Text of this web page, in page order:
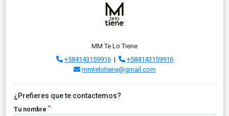
MM Te Lo Tiene
+584143159916|
+584143159916
mmtelotiene@gmail.com
¿Prefieres que te contactemos?
Tu nombre *